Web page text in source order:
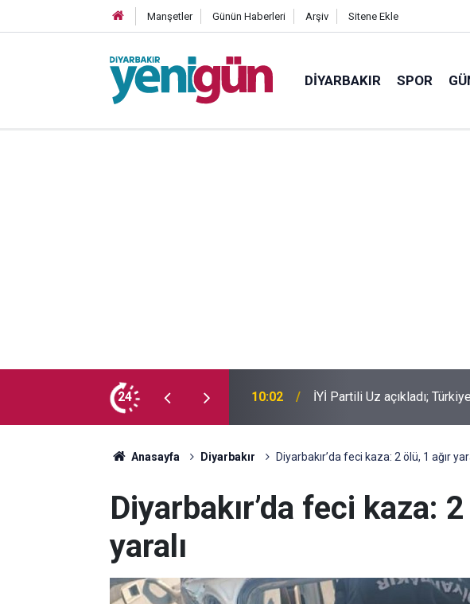
Manşetler Günün Haberleri Arşiv Sitene Ekle
DIYARBAKIR SPOR
24
milyon Kürt var? 09:54 Suça sürüklenen çocuklar
Anasayfa Diyarbakır Diyarbakır’da feci kaza: 2 ölü, 1 ağır
Diyarbakır’da feci kaza:
yaralı